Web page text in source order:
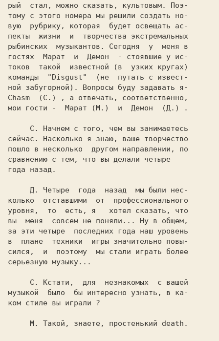
рый  стал, можно сказать, культовым. Поэ-
тому с этого номера мы решили создать но-
вую  рубрику, которая  будет освещать ас-
пекты  жизни  и  творчества экстремальных
рыбинских  музыкантов. Сегодня  у  меня в
гостях Марат и Демон
- стоявшие у ис-
токов  такой  известной (в  узких кругах)
команды
"Disgust"
(не  путать с извест-
Chasm  (C.)
, а отвечать, соответственно,
мои гости - Марат (М.) и Демон  (Д.) .
     С.
Начнем с того, чем вы занимаетесь
сейчас. Насколько я знаю, ваше творчество
пошло в несколько  другом направлении, по
сравнению с тем, что вы делали четыре
года назад.
     Д.
Четыре  года  назад  мы были нес-
колько  отставшими  от  профессионального
уровня,  то  есть, я   хотел сказать, что
вы  меня  совсем не поняли... Ну в общем,
за эти четыре  последних года наш уровень
в  плане  техники  игры значительно повы-
сился,  и  поэтому  мы стали играть более
серьезную музыку...
     С.
Кстати,  для  незнакомых  с вашей
музыкой  было  бы интересно узнать, в ка-
ком стиле вы играли ?
М. Такой, знаете, простенький